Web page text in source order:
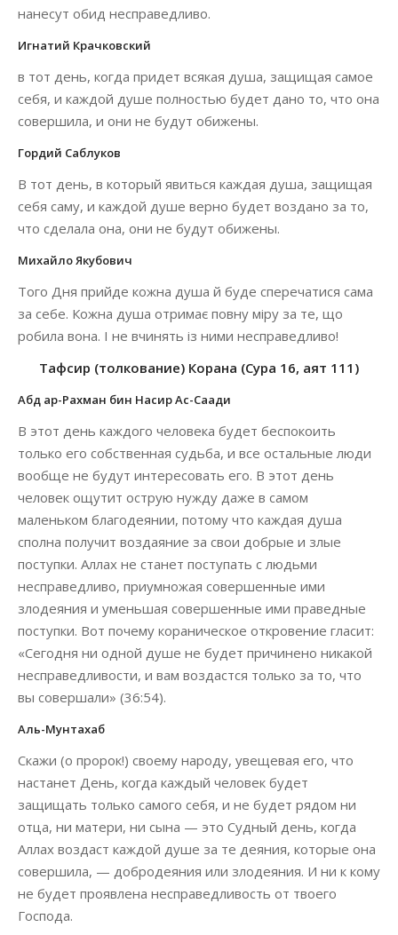
нанесут обид несправедливо.
Игнатий Крачковский
в тот день, когда придет всякая душа, защищая самое
себя, и каждой душе полностью будет дано то, что она
совершила, и они не будут обижены.
Гордий Саблуков
В тот день, в который явиться каждая душа, защищая
себя саму, и каждой душе верно будет воздано за то,
что сделала она, они не будут обижены.
Михайло Якубович
Того Дня прийде кожна душа й буде сперечатися сама
за себе. Кожна душа отримає повну міру за те, що
робила вона. І не вчинять із ними несправедливо!
Тафсир (толкование) Корана (Сура 16, аят 111)
Абд ар-Рахман бин Насир Ас-Саади
В этот день каждого человека будет беспокоить
только его собственная судьба, и все остальные люди
вообще не будут интересовать его. В этот день
человек ощутит острую нужду даже в самом
маленьком благодеянии, потому что каждая душа
сполна получит воздаяние за свои добрые и злые
поступки. Аллах не станет поступать с людьми
несправедливо, приумножая совершенные ими
злодеяния и уменьшая совершенные ими праведные
поступки. Вот почему кораническое откровение гласит:
«Сегодня ни одной душе не будет причинено никакой
несправедливости, и вам воздастся только за то, что
вы совершали» (36:54).
Аль-Мунтахаб
Скажи (о пророк!) своему народу, увещевая его, что
настанет День, когда каждый человек будет
защищать только самого себя, и не будет рядом ни
отца, ни матери, ни сына — это Судный день, когда
Аллах воздаст каждой душе за те деяния, которые она
совершила, — добродеяния или злодеяния. И ни к кому
не будет проявлена несправедливость от твоего
Господа.